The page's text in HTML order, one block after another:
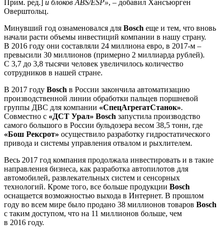
Прим. ред.] и блоков ABS/ESP», – добавил Хансъюрген
Оверштольц.
Минувший год ознаменовался для Bosch еще и тем, что вновь
начали расти объемы инвестиций компании в нашу страну.
В 2016 году они составляли 24 миллиона евро, в 2017-м –
превысили 30 миллионов (примерно 2 миллиарда рублей).
С 3,7 до 3,8 тысячи человек увеличилось количество
сотрудников в нашей стране.
В 2017 году Bosch в России закончила автоматизацию
производственной линии обработки пальцев поршневой
группы ДВС для компании «СпецАгрегатСтанок».
Совместно с «ДСТ Урал» Bosch запустила производство
самого большого в России бульдозера весом 38,5 тонн, где
«Бош Рексрот» осуществило разработку гидростатического
привода и системы управления отвалом и рыхлителем.
Весь 2017 год компания продолжала инвестировать и в такие
направления бизнеса, как разработка автопилотов для
автомобилей, развлекательных систем и сенсорных
технологий. Кроме того, все больше продукции Bosch
оснащается возможностью выхода в Интернет. В прошлом
году во всем мире было продано 38 миллионов товаров Bosch
с таким доступом, что на 11 миллионов больше, чем
в 2016 году.